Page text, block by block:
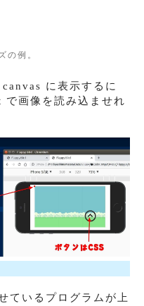
の例。
に表示するに
画像を読み込ませれ
ているプログラムが上